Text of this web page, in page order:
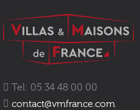
Tel: 05 34 48 00 00
contact@vmfrance.com